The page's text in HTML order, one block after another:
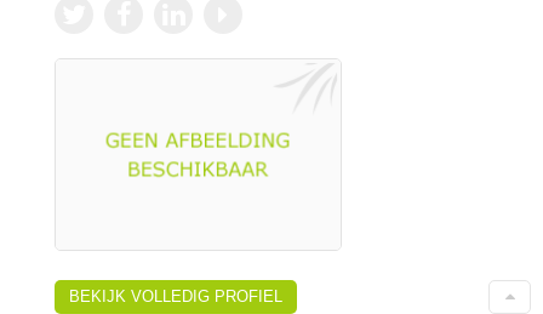
BEKIJK VOLLEDIG PROFIEL